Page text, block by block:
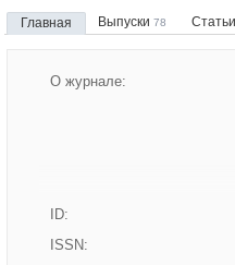
Главная Выпуски 78
О журнале:
ID:
ISSN: